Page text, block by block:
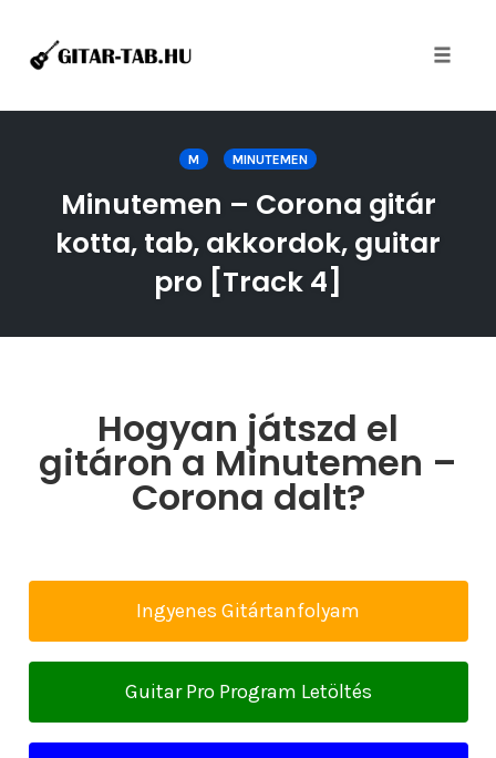
M MINUTEMEN
Minutemen – Corona gitár
kotta, tab, akkordok, guitar
pro [Track 4]
Hogyan játszd el
gitáron a Minutemen –
Corona dalt?
Ingyenes Gitártanfolyam
Guitar Pro Program Letöltés